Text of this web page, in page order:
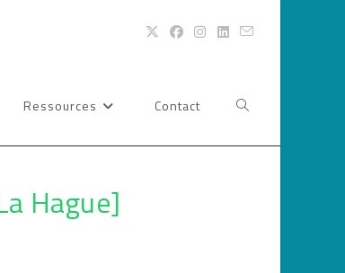
Ressources Contact Toggle
Hague]